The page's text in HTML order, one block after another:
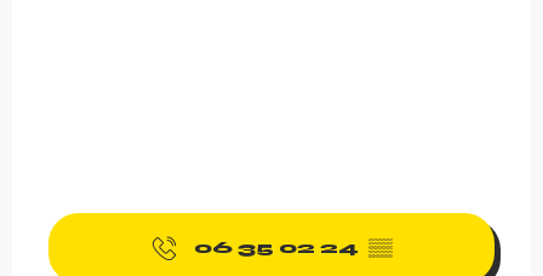
06 35 02 24 ▒▒